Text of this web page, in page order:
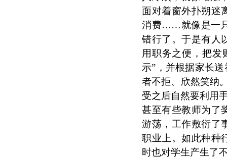
面对着窗外扑朔迷
消费……就像是一
错行了。于是有人
用职务之便，把发
示”，并根据家长
者不拒、欣然笑纳
受之后自然要利用
甚至有些教师为了
游荡，工作敷衍了
职业上。如此种种
时也对学生产生了